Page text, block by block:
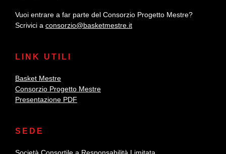
Vuoi entrare a far parte del Consorzio Progetto Mestre?
Scrivici a consorzio@basketmestre.it
LINK UTILI
Basket Mestre
Consorzio Progetto Mestre
Presentazione PDF
SEDE